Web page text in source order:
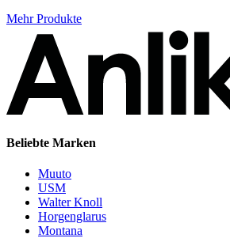
Mehr Produkte
Beliebte Marken
Muuto
USM
Walter Knoll
Horgenglarus
Montana